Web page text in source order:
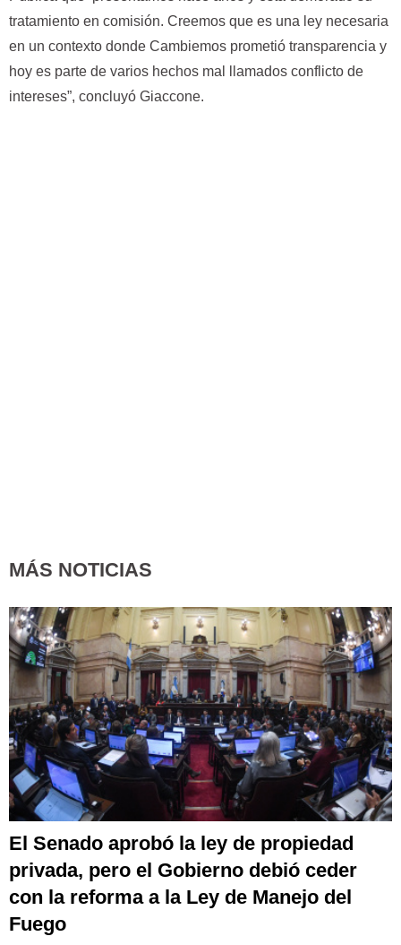
tratamiento en comisión. Creemos que es una ley necesaria
en un contexto donde Cambiemos prometió transparencia y
hoy es parte de varios hechos mal llamados conflicto de
intereses”, concluyó Giaccone.
MÁS NOTICIAS
El Senado aprobó la ley de propiedad
privada, pero el Gobierno debió ceder
con la reforma a la Ley de Manejo del
Fuego